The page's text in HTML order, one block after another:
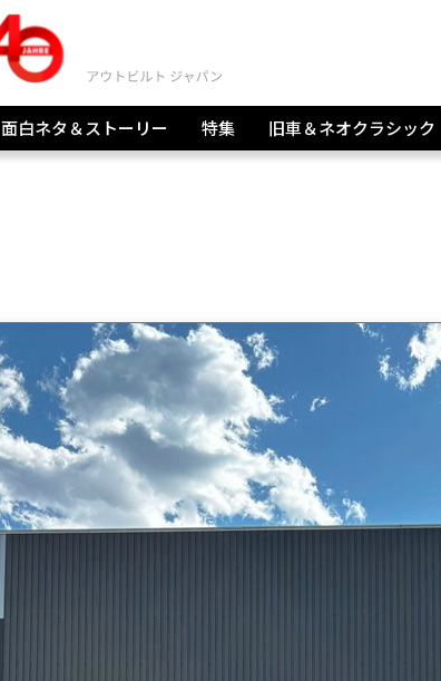
面白ネタ＆ストーリー 特集 旧車＆ネオクラシック